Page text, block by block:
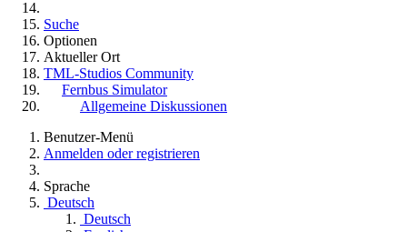
Suche
Optionen
Aktueller Ort
TML-Studios Community
Fernbus Simulator
Allgemeine Diskussionen
Benutzer-Menü
Anmelden oder registrieren
Sprache
Deutsch
Deutsch